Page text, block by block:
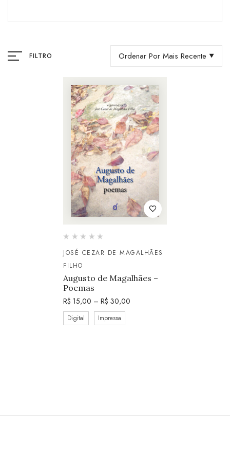
FILTRO Ordenar Por Mais Recente
JOSÉ CEZAR DE MAGALHÃES
FILHO
Augusto de Magalhães –
Poemas
R$ 15,00 – R$ 30,00
Digital Impressa